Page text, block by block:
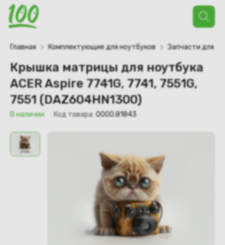
Поиск
товаров
Главная Комплектующие для ноутбуков Запчасти для
Крышка матрицы для ноутбука
ACER Aspire 7741G, 7741, 7551G,
7551 (DAZ604HN1300)
В наличии Код товара: 0000.81843